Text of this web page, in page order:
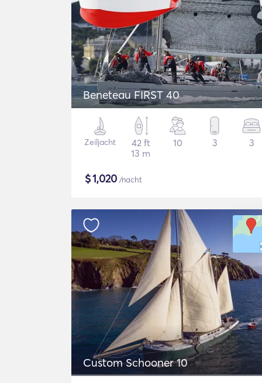
Beneteau FIRST 40
Zeiljacht
42 ft
13 m
10 3 3
$1,020 /nacht
Custom Schooner 10